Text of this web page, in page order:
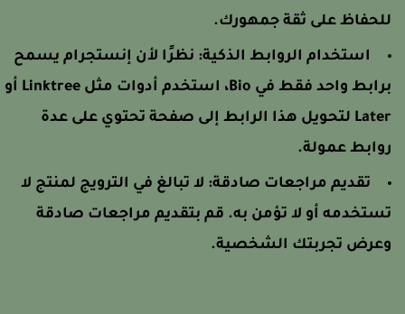
على ثقة جمهورك.
استخدام الروابط الذكية:نظرًا لأن إنستجرام يسمح
برابط واحد فقط في Bio، استخدم أدوات مثل Linktree أو
Later لتحويل هذا الرابط إلى صفحة تحتوي على عدة
عمولة.
تقديم مراجعات صادقة:لا تبالغ في الترويج لمنتج لا
أو لا تؤمن به. قم بتقديم مراجعات صادقة
تجربتك الشخصية.